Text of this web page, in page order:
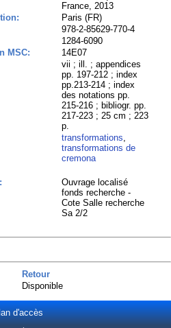
France, 2013
Paris (FR)
978-2-85629-770-4
1284-6090
MSC:
14E07
vii ; ill. ; appendices
pp. 197-212 ; index
pp.213-214 ; index
des notations pp.
215-216 ; bibliogr. pp.
217-223 ; 25 cm ; 223
p.
transformations,
transformations de
cremona
Ouvrage localisé
fonds recherche -
Cote Salle recherche
Sa 2/2
Retour
Disponible
d'accès